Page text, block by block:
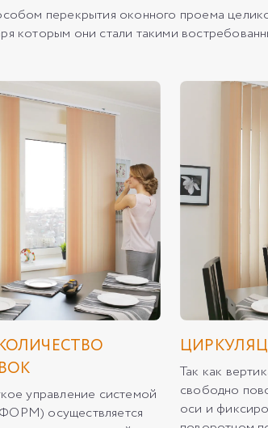
перекрытия оконного проема
они стали такими
управление системой
осуществляется
Так как
свободно
оси и